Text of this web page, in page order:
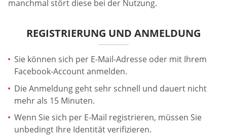
manchmal stört diese bei der Nutzung.
REGISTRIERUNG UND ANMELDUNG
Sie können sich per E-Mail-Adresse oder mit Ihrem
Facebook-Account anmelden.
Die Anmeldung geht sehr schnell und dauert nicht
mehr als 15 Minuten.
Wenn Sie sich per E-Mail registrieren, müssen Sie
unbedingt Ihre Identität verifizieren.